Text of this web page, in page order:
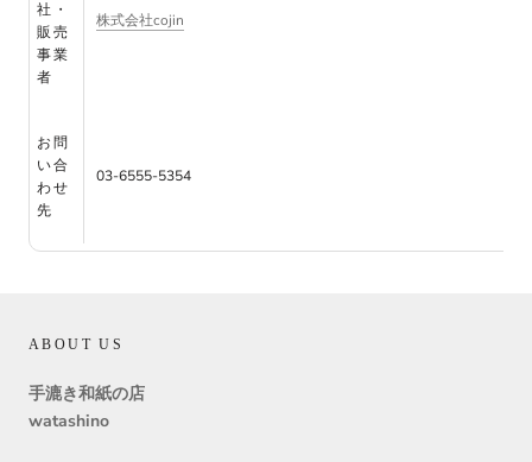
社・
販売
事業
者
株式会社cojin
お問
い合
わせ
先
03-6555-5354
ABOUT US
手漉き和紙の店
watashino